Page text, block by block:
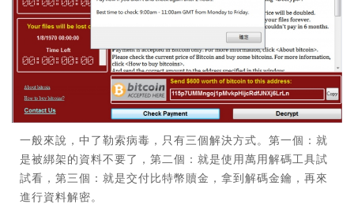
一般來說，中了勒索病毒，只有三個解決方式。第一個：就
是被綁架的資料不要了，第二個：就是使用萬用解碼工具試
試看，第三個：就是交付比特幣贖金，拿到解碼金鑰，再來
進行資料解密。